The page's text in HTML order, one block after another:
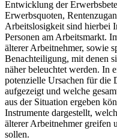
Entwicklung der
Erwerbsquoten,
Arbeitslosigkeit sind hierbei
Personen am Arbeitsmarkt.
älterer Arbeitnehmer, sowie
Benachteiligung, mit denen
näher beleuchtet werden. In
potenzielle Ursachen für die
aufgezeigt und welche
aus der Situation ergeben
Instrumente dargestellt,
älterer Arbeitnehmer greifen
sollen.